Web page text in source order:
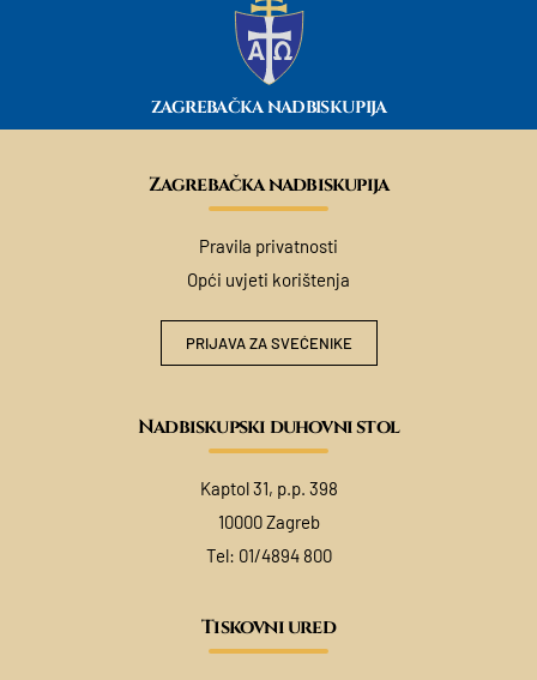
ZAGREBAČKA NADBISKUPIJA
Zagrebačka nadbiskupija
Pravila privatnosti
Opći uvjeti korištenja
PRIJAVA ZA SVEĆENIKE
Nadbiskupski duhovni stol
Kaptol 31, p.p. 398
10000 Zagreb
Tel: 01/4894 800
Tiskovni ured